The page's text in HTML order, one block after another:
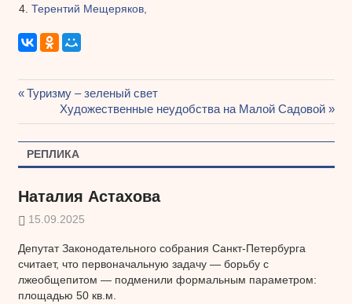
Терентий Мещеряков,
Навигация
записям
Предыдущая
запись:
Туризму – зеленый свет
Следующая
запись:
Художественные неудобства на Малой Садовой
РЕПЛИКА
Наталия Астахова
15.09.2025
Депутат Законодательного собрания Санкт-Петербурга
считает, что первоначальную задачу — борьбу с
лжеобщепитом — подменили формальным параметром:
площадью 50 кв.м.